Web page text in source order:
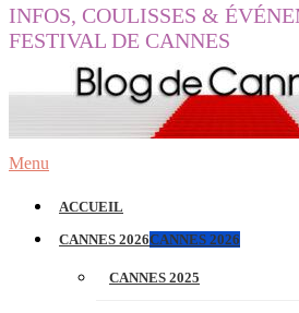
INFOS, COULISSES &
FESTIVAL DE CANNES
Menu
ACCUEIL
CANNES 2026CANNES 2026
CANNES 2025